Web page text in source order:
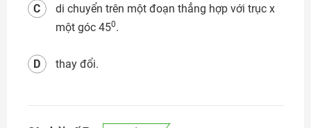
di chuyển trên một đoạn thẳng hợp với trục x
một góc 450.
C
thay đổi.
D